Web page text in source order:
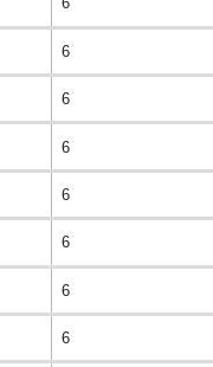
6
6
6
6
6
6
6